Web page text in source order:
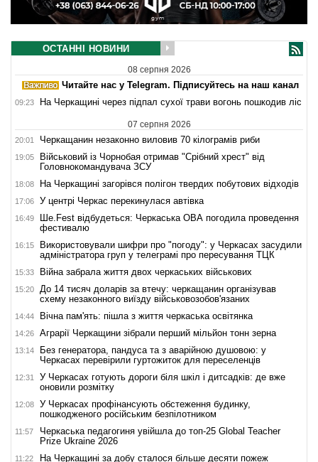
ОСТАННІ НОВИНИ
08 серпня 2026
Читайте нас у Telegram. Підписуйтесь на наш канал
09:23 На Черкащині через підпал сухої трави вогонь пошкодив ліс
07 серпня 2026
20:01 Черкащанин незаконно виловив 70 кілограмів риби
19:05
Військовий із Чорнобая отримав "Срібний хрест" від
Головнокомандувача ЗСУ
18:08 На Черкащині загорівся полігон твердих побутових відходів
17:06 У центрі Черкас перекинулася автівка
16:49
Ше.Fest відбудеться: Черкаська ОВА погодила проведення
фестивалю
16:15
Використовували шифри про "погоду": у Черкасах засудили
адміністратора груп у телеграмі про пересування ТЦК
15:33 Війна забрала життя двох черкаських військових
15:20
До 14 тисяч доларів за втечу: черкащанин організував
схему незаконного виїзду військовозобов'язаних
14:44 Вічна пам'ять: пішла з життя черкаська освітянка
14:26 Аграрії Черкащини зібрали перший мільйон тонн зерна
13:14
Без генератора, пандуса та з аварійною душовою: у
Черкасах перевірили гуртожиток для переселенців
12:31
У Черкасах готують дороги біля шкіл і дитсадків: де вже
оновили розмітку
12:08
У Черкасах профінансують обстеження будинку,
пошкодженого російським безпілотником
11:57
Черкаська педагогиня увійшла до топ-25 Global Teacher
Prize Ukraine 2026
11:22 На Черкащині за добу сталося більше десяти пожеж